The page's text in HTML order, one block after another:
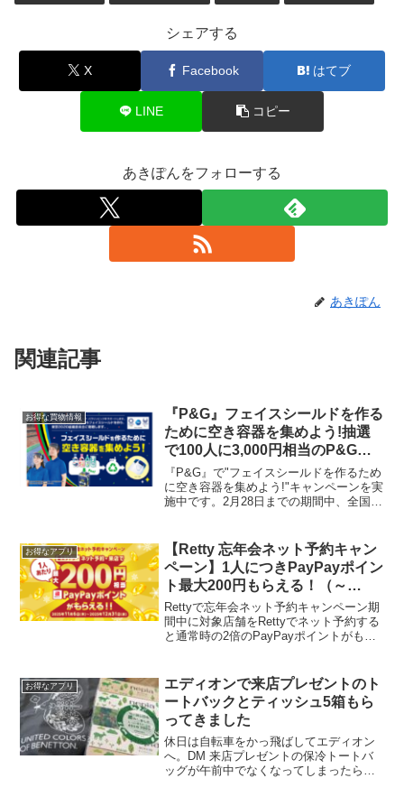
シェアする
X Facebook はてブ
LINE コピー
あきぽんをフォローする
あきぽん
関連記事
お得な買物情報
『P&G』フェイスシールドを作る
ために空き容器を集めよう!抽選
で100人に3,000円相当のP&G製
品詰め合わせをプレゼント
『P&G』で"フェイスシールドを作るため
に空き容器を集めよう!"キャンペーンを実
施中です。2月28日までの期間中、全国
P&G製品のプラスチック空き容器を集
め、東京2...
お得なアプリ
【Retty 忘年会ネット予約キャン
ペーン】1人につきPayPayポイン
ト最大200円もらえる！（～
12/31）
Rettyで忘年会ネット予約キャンペーン期
間中に対象店舗をRettyでネット予約する
と通常時の2倍のPayPayポイントがもら
人当たり100円相当アプリからの...
お得なアプリ
エディオンで来店プレゼントのト
ートバックとティッシュ5箱もら
ってきました
休日は自転車をかっ飛ばしてエディオン
へ。DM 来店プレゼントの保冷トートバ
ッグが午前中でなくなってしまったらし